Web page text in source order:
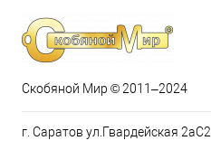
Скобяной Мир © 2011–2024
г. Саратов ул.Гвардейская 2аС2